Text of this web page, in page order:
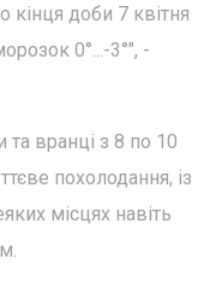
кінця доби 7 квітня
0°...-3°", -
та вранці з 8 по 10
похолодання, із
місцях навіть